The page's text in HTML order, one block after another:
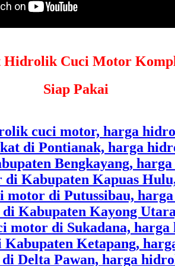
Hidrolik Cuci Motor
Siap Pakai